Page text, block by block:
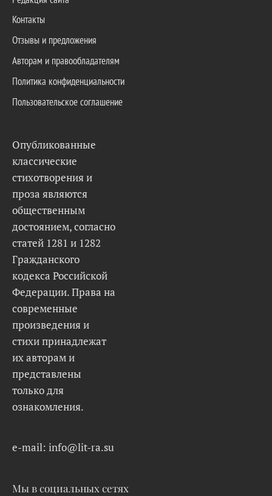
Контакты
Отзывы и предложения
Авторам и правообладателям
Политика конфиденциальности
Пользовательское соглашение
Опубликованные
классические
стихотворения и
проза являются
общественным
достоянием, согласно
статей 1281 и 1282
Гражданского
кодекса Российской
Федерации. Права на
современные
произведения и
стихи принадлежат
их авторам и
представлены
только для
ознакомления.
e-mail: info@lit-ra.su
Мы в социальных сетях